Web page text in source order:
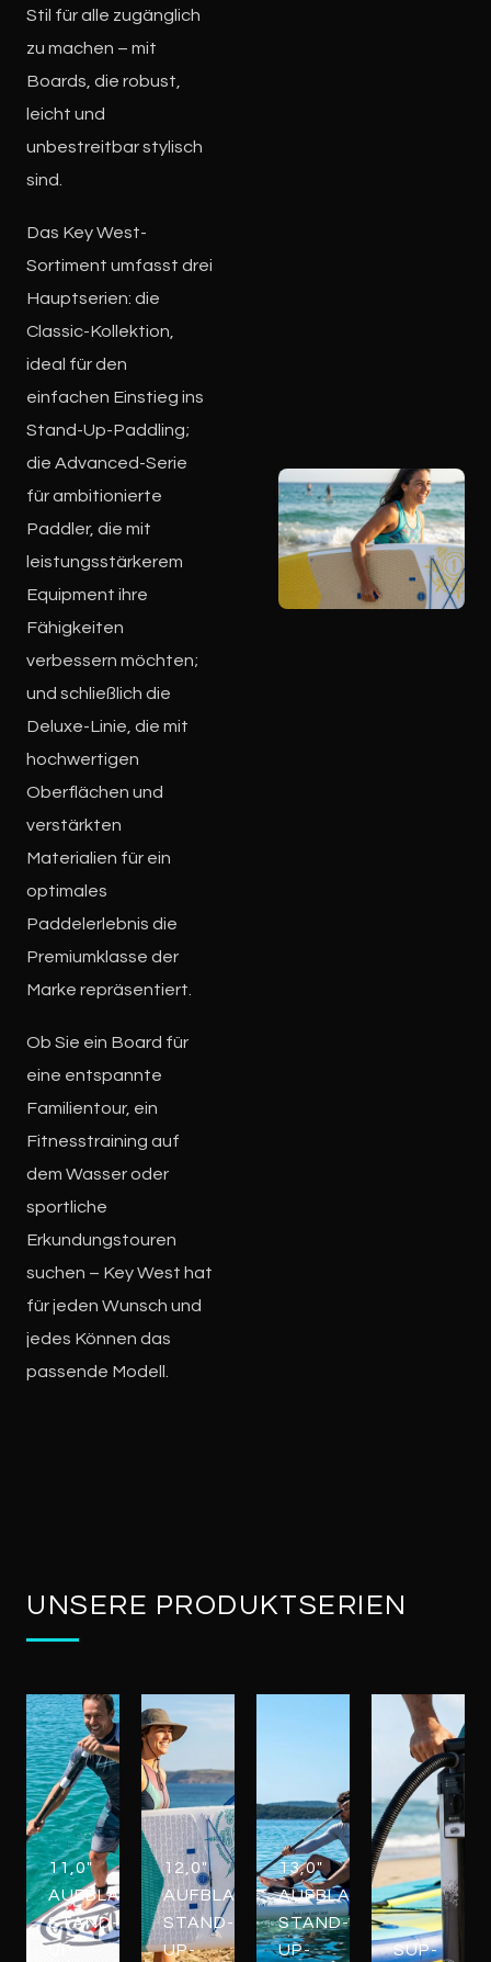
Stil für alle zugänglich
zu machen – mit
Boards, die robust,
leicht und
unbestreitbar stylisch
sind.
Das Key West-
Sortiment umfasst drei
Hauptserien: die
Classic-Kollektion,
ideal für den
einfachen Einstieg ins
Stand-Up-Paddling;
die Advanced-Serie
für ambitionierte
Paddler, die mit
leistungsstärkerem
Equipment ihre
Fähigkeiten
verbessern möchten;
und schließlich die
Deluxe-Linie, die mit
hochwertigen
Oberflächen und
verstärkten
Materialien für ein
optimales
Paddelerlebnis die
Premiumklasse der
Marke repräsentiert.
Ob Sie ein Board für
eine entspannte
Familientour, ein
Fitnesstraining auf
dem Wasser oder
sportliche
Erkundungstouren
suchen – Key West hat
für jeden Wunsch und
jedes Können das
passende Modell.
UNSERE PRODUKTSERIEN
11,0"
AUFBLASBARE
STAND-
UP-
12,0"
AUFBLASBARE
STAND-
UP-
13,0"
AUFBLASBARE
STAND-
UP-
SUP-